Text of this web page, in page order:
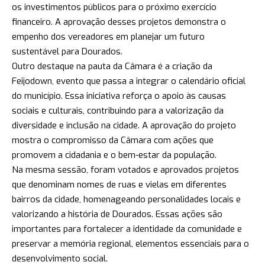
os investimentos públicos para o próximo exercício
financeiro. A aprovação desses projetos demonstra o
empenho dos vereadores em planejar um futuro
sustentável para Dourados.
Outro destaque na pauta da Câmara é a criação da
Feijodown, evento que passa a integrar o calendário oficial
do município. Essa iniciativa reforça o apoio às causas
sociais e culturais, contribuindo para a valorização da
diversidade e inclusão na cidade. A aprovação do projeto
mostra o compromisso da Câmara com ações que
promovem a cidadania e o bem-estar da população.
Na mesma sessão, foram votados e aprovados projetos
que denominam nomes de ruas e vielas em diferentes
bairros da cidade, homenageando personalidades locais e
valorizando a história de Dourados. Essas ações são
importantes para fortalecer a identidade da comunidade e
preservar a memória regional, elementos essenciais para o
desenvolvimento social.